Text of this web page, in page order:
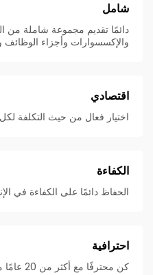
شامل
دائمًا تقديم مجموعة شاملة من
والإكسسوارات وأجزاء الوظائف
اقتصادي
اختيار فعال من حيث التكلفة
الكفاءة
الحفاظ دائمًا على الكفاءة في
احترافية
كن محترفًا مع أكثر من 20 عامًا من الخبرة في الخدمة لكل عميل.